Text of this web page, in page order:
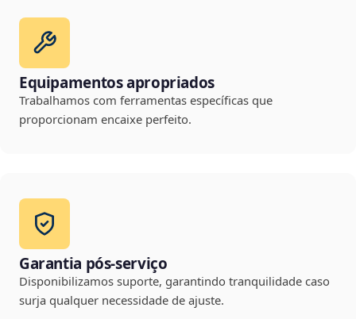
Equipamentos apropriados
Trabalhamos com ferramentas específicas que
proporcionam encaixe perfeito.
Garantia pós-serviço
Disponibilizamos suporte, garantindo tranquilidade caso
surja qualquer necessidade de ajuste.